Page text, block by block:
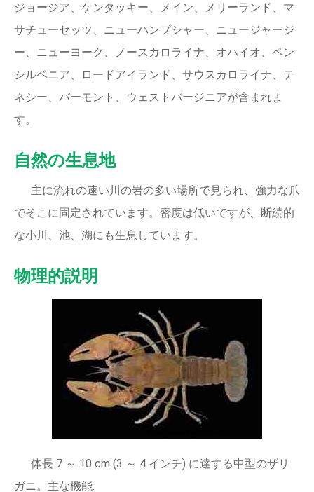
ジョージア、ケンタッキー、メイン、メリーランド、マ
サチューセッツ、ニューハンプシャー、ニュージャージ
ー、ニューヨーク、ノースカロライナ、オハイオ、ペン
シルベニア、ロードアイランド、サウスカロライナ、テ
ネシー、バーモント、ウェストバージニアが含まれま
す。
自然の生息地
主に流れの速い川の岩の多い場所で見られ、強力な爪
でそこに固定されています。密度は低いですが、断続的
な小川、池、湖にも生息しています。
物理的説明
体長 7 ～ 10 cm (3 ～ 4 インチ) に達する中型のザリ
ガニ。主な機能: